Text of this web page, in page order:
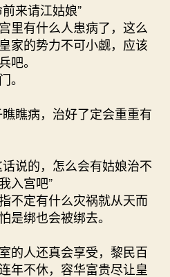
来请江姑娘”
里有什么人患病了，这么
家的势力不可小觑，应该
吧。
。
瞧病，治好了定会重重有
说的，怎么会有姑娘治不
入宫吧”
不定有什么灾祸就从天而
是绑也会被绑去。
的人还真会享受，黎民百
年不休，容华富贵尽让皇